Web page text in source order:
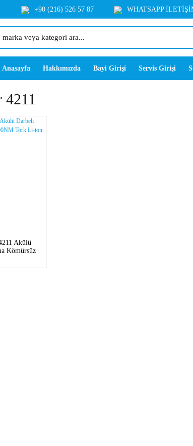
+90 (216) 526 57 87 WHATSAPP
Anasayfa Hakkımızda Bayi Girişi Servis Girişi
4211
Akülü
Kömürsüz